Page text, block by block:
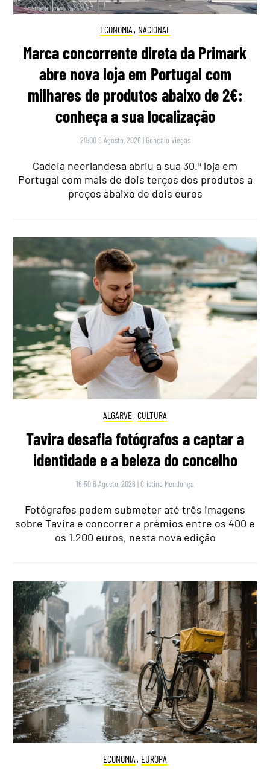
ECONOMIA , NACIONAL
Marca concorrente direta da Primark
abre nova loja em Portugal com
milhares de produtos abaixo de 2€:
conheça a sua localização
20:00 6 Agosto, 2026 | Gonçalo Viegas
Cadeia neerlandesa abriu a sua 30.ª loja em
Portugal com mais de dois terços dos produtos a
preços abaixo de dois euros
ALGARVE, CULTURA
Tavira desafia fotógrafos a captar a
identidade e a beleza do concelho
16:50 6 Agosto, 2026 | Cristina Mendonça
Fotógrafos podem submeter até três imagens
sobre Tavira e concorrer a prémios entre os 400 e
os 1.200 euros, nesta nova edição
ECONOMIA , EUROPA